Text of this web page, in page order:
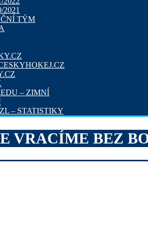
2021
TÝM
– ZIMNÍ
– STATISTIKY
VRACÍME BEZ